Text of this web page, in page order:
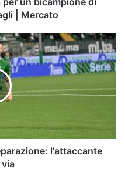
| Mercato
l'attaccante